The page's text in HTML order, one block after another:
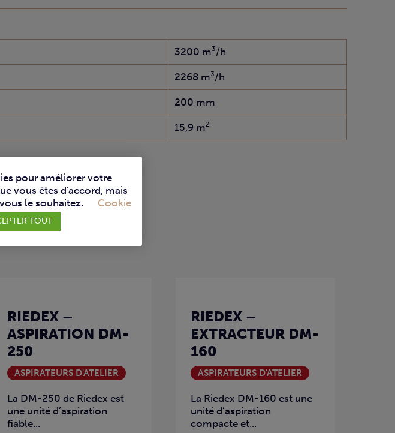
3200 m³/h
2268 m³/h
200 mm
15,9 m²
RIEDEX –
ASPIRATION DM-
250
ASPIRATEURS D'ATELIER
La DM-250 de Riedex est
une unité d’aspiration
fiable...
RIEDEX –
EXTRACTEUR DM-
160
ASPIRATEURS D'ATELIER
La Riedex DM-160 est une
unité d’aspiration
compacte et...
pour améliorer votre
vous êtes d'accord, mais
le souhaitez.
Cookie
TOUT